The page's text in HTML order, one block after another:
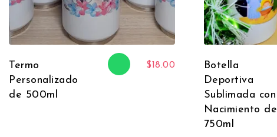
Termo
Personalizado
de 500ml
$18.00
Botella
Deportiva
Sublimada con
Nacimiento de
750ml